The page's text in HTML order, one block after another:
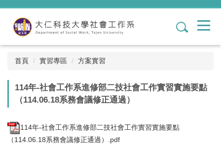
跳
內
1
首頁 實習專區 方案實習
114年-社會工作系進修部二技社會工作實習實施要點
（114.06.18系務會議修正通過）
114年-社會工作系進修部二技社會工作實習實施要點
（114.06.18系務會議修正通過）.pdf